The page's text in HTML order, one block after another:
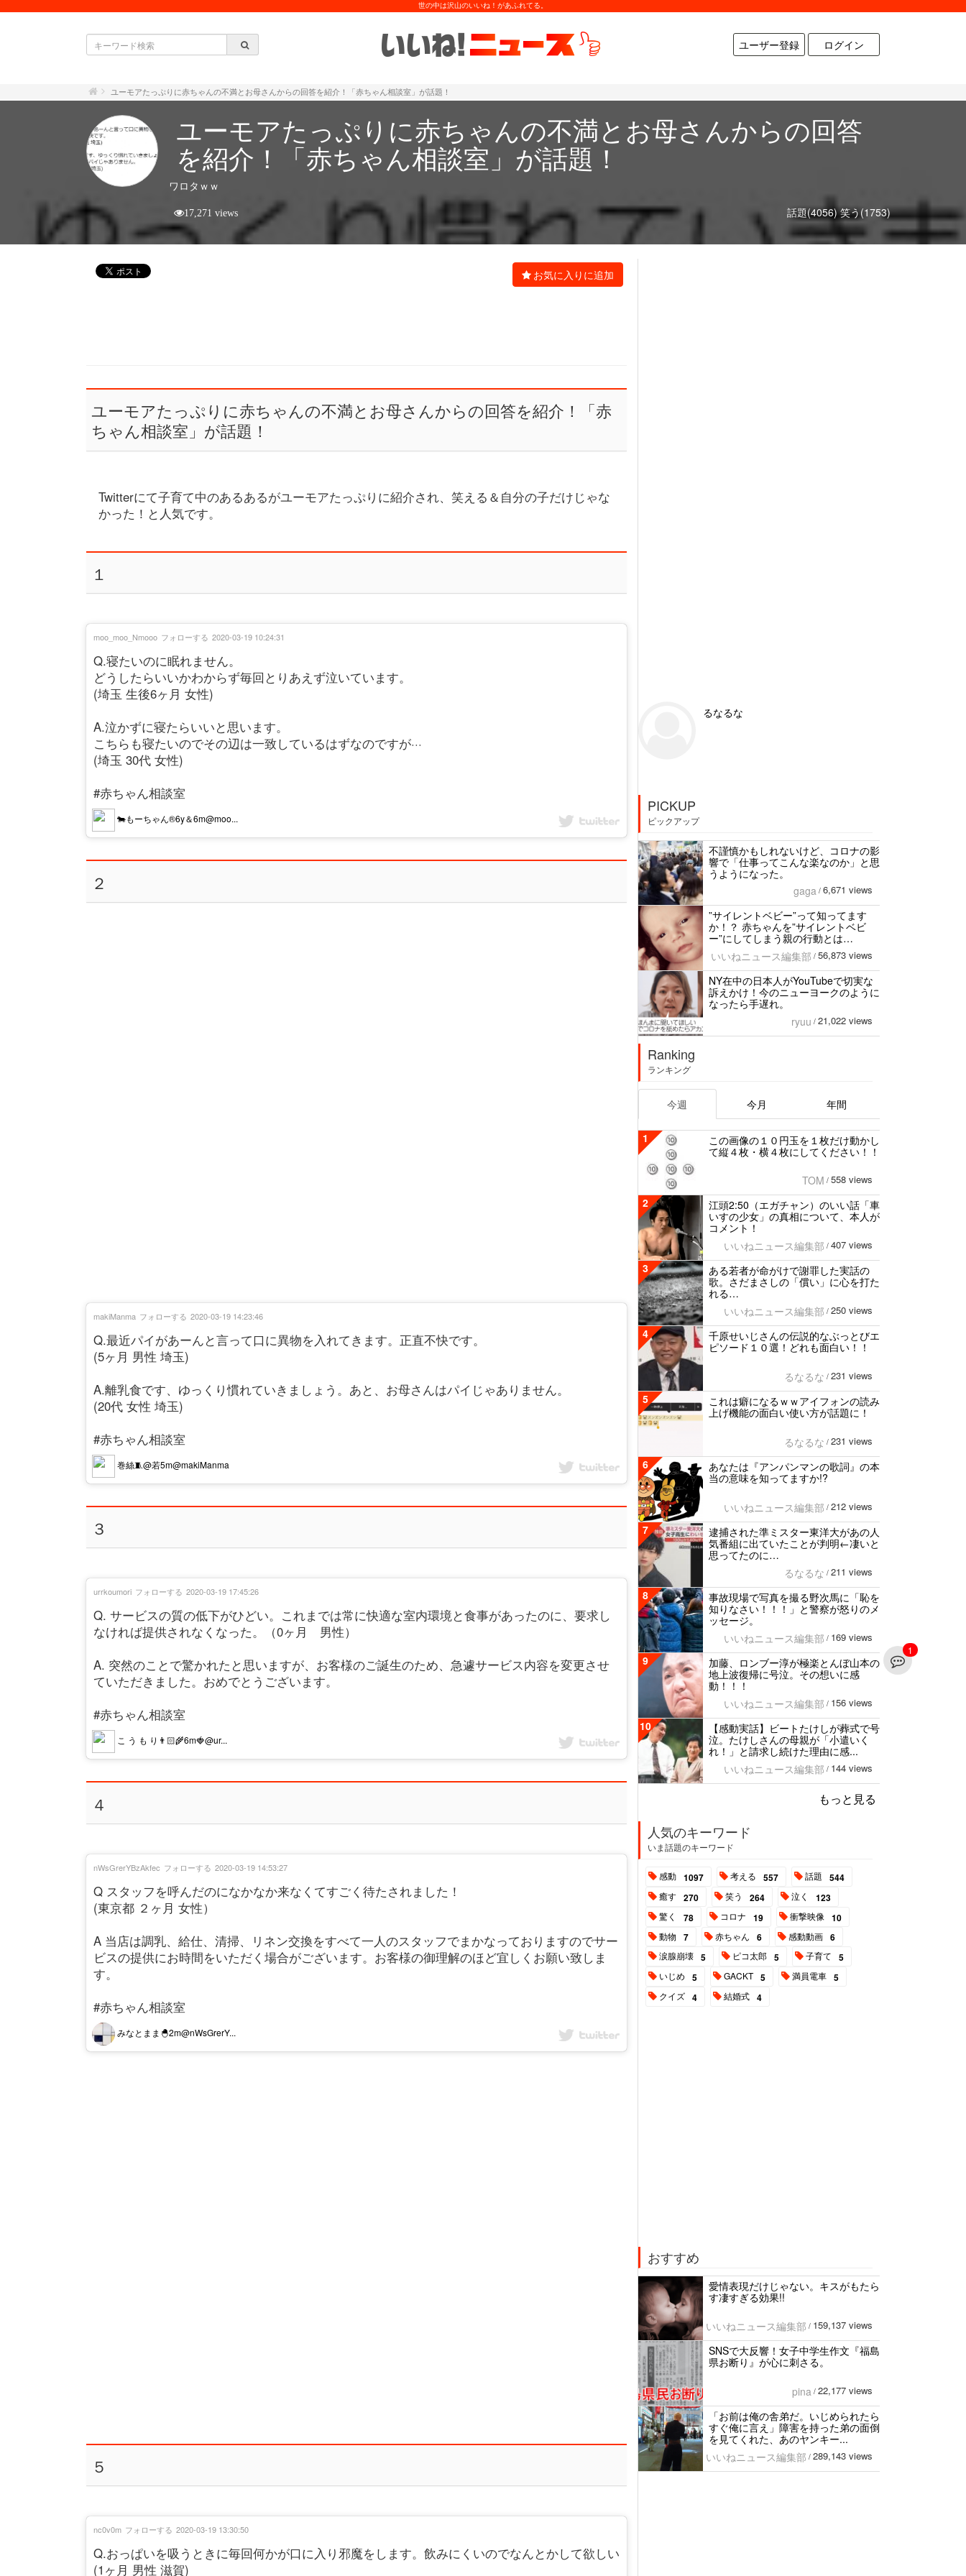
世の中は沢山のいいね！があふれてる。
ユーザー登録 ログイン
ユーモアたっぷりに赤ちゃんの不満とお母さんからの回答を紹介！「赤ちゃん相談室」が話題！
ユーモアたっぷりに赤ちゃんの不満とお母さんからの回答
を紹介！「赤ちゃん相談室」が話題！
ワロタｗｗ
話題(4056) 笑う(1753)
17,271 views
お気に入りに追加
ユーモアたっぷりに赤ちゃんの不満とお母さんからの回答を紹介！「赤
ちゃん相談室」が話題！
Twitterにて子育て中のあるあるがユーモアたっぷりに紹介され、笑える＆自分の子だけじゃな
かった！と人気です。
１
Q.寝たいのに眠れません。
どうしたらいいかわからず毎回とりあえず泣いています。
(埼玉 生後6ヶ月 女性)
A.泣かずに寝たらいいと思います。
こちらも寝たいのでその辺は一致しているはずなのですが···
(埼玉 30代 女性)
#赤ちゃん相談室
🐄もーちゃん®️6y＆6m@moo...
moo_moo_Nmooo フォローする 2020-03-19 10:24:31
２
Q.最近パイがあーんと言って口に異物を入れてきます。正直不快です。
(5ヶ月 男性 埼玉)
A.離乳食です、ゆっくり慣れていきましょう。あと、お母さんはパイじゃありません。
(20代 女性 埼玉)
#赤ちゃん相談室
巻絲🧵@若5m@makiManma
makiManma フォローする 2020-03-19 14:23:46
３
Q. サービスの質の低下がひどい。これまでは常に快適な室内環境と食事があったのに、要求し
なければ提供されなくなった。（0ヶ月 男性）
A. 突然のことで驚かれたと思いますが、お客様のご誕生のため、急遽サービス内容を変更させ
ていただきました。おめでとうございます。
#赤ちゃん相談室
こ う も り👨🏻‍🌾6m🍓@ur...
urrkoumori フォローする 2020-03-19 17:45:26
４
Q スタッフを呼んだのになかなか来なくてすごく待たされました！
(東京都 ２ヶ月 女性）
A 当店は調乳、給仕、清掃、リネン交換をすべて一人のスタッフでまかなっておりますのでサー
ビスの提供にお時間をいただく場合がございます。お客様の御理解のほど宜しくお願い致しま
す。
#赤ちゃん相談室
みなとまま🐣2m@nWsGrerY...
nWsGrerYBzAkfec フォローする 2020-03-19 14:53:27
５
Q.おっぱいを吸うときに毎回何かが口に入り邪魔をします。飲みにくいのでなんとかして欲しい
(1ヶ月 男性 滋賀)
nc0v0m フォローする 2020-03-19 13:30:50
1
るなるな
PICKUP
ピックアップ
不謹慎かもしれないけど、コロナの影
響で「仕事ってこんな楽なのか」と思
うようになった。
gaga / 6,671 views
”サイレントベビー”って知ってます
か！？ 赤ちゃんを”サイレントベビ
ー”にしてしまう親の行動とは…
いいねニュース編集部 / 56,873 views
NY在中の日本人がYouTubeで切実な
訴えかけ！今のニューヨークのように
なったら手遅れ。
ryuu / 21,022 views
Ranking
ランキング
今週 今月 年間
1
この画像の１０円玉を１枚だけ動かし
て縦４枚・横４枚にしてください！！
TOM / 558 views
2
江頭2:50（エガチャン）のいい話「車
いすの少女」の真相について、本人が
コメント！
いいねニュース編集部 / 407 views
3
ある若者が命がけで謝罪した実話の
歌。さだまさしの「償い」に心を打た
れる…
いいねニュース編集部 / 250 views
4
千原せいじさんの伝説的なぶっとびエ
ピソード１０選！どれも面白い！！
るなるな / 231 views
5
これは癖になるｗｗアイフォンの読み
上げ機能の面白い使い方が話題に！
るなるな / 231 views
6
あなたは『アンパンマンの歌詞』の本
当の意味を知ってますか!?
いいねニュース編集部 / 212 views
7
逮捕された準ミスター東洋大があの人
気番組に出ていたことが判明←凄いと
思ってたのに…
るなるな / 211 views
8
事故現場で写真を撮る野次馬に「恥を
知りなさい！！！」と警察が怒りのメ
ッセージ。
いいねニュース編集部 / 169 views
9
加藤、ロンブー淳が極楽とんぼ山本の
地上波復帰に号泣。その想いに感
動！！！
いいねニュース編集部 / 156 views
10
【感動実話】ビートたけしが葬式で号
泣。たけしさんの母親が「小遣いく
れ！」と請求し続けた理由に感...
いいねニュース編集部 / 144 views
もっと見る
人気のキーワード
いま話題のキーワード
感動 1097 考える 557 話題 544
癒す 270 笑う 264 泣く 123
驚く 78 コロナ 19 衝撃映像 10
動物 7 赤ちゃん 6 感動動画 6
涙腺崩壊 5 ピコ太郎 5 子育て 5
いじめ 5 GACKT 5 満員電車 5
クイズ 4 結婚式 4
おすすめ
愛情表現だけじゃない。キスがもたら
す凄すぎる効果!!
いいねニュース編集部 / 159,137 views
SNSで大反響！女子中学生作文『福島
県お断り』が心に刺さる。
pina / 22,177 views
「お前は俺の舎弟だ。いじめられたら
すぐ俺に言え」障害を持った弟の面倒
を見てくれた、あのヤンキー...
いいねニュース編集部 / 289,143 views